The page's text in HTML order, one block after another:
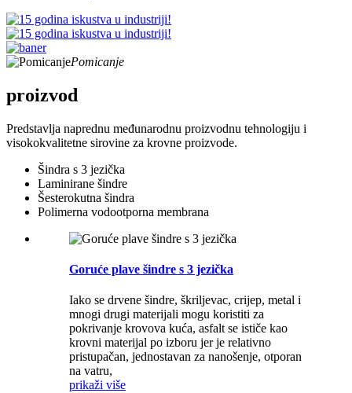
Pomicanje
proizvod
Predstavlja naprednu međunarodnu proizvodnu tehnologiju i
visokokvalitetne sirovine za krovne proizvode.
Šindra s 3 jezička
Laminirane šindre
Šesterokutna šindra
Polimerna vodootporna membrana
Goruće plave šindre s 3 jezička
Iako se drvene šindre, škriljevac, crijep, metal i
mnogi drugi materijali mogu koristiti za
pokrivanje krovova kuća, asfalt se ističe kao
krovni materijal po izboru jer je relativno
pristupačan, jednostavan za nanošenje, otporan
na vatru,
prikaži više